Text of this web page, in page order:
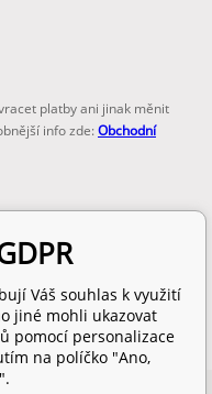
platby ani jinak měnit
info zde:Obchodní
Váš souhlas k využití
jiné mohli ukazovat
pomocí personalizace
na políčko "Ano,